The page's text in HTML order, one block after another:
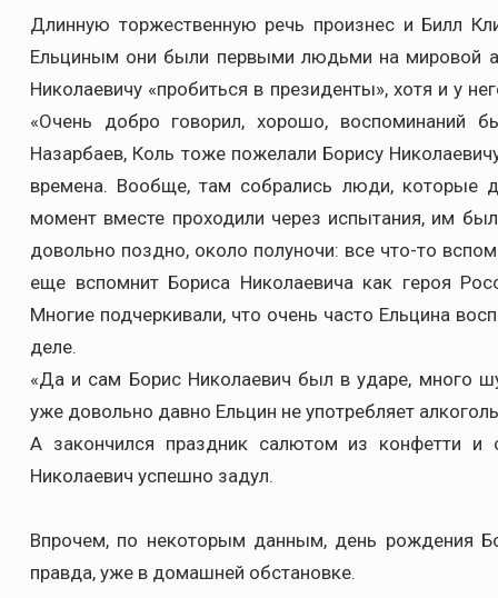
Длинную торжественную речь произнес и Билл
Ельциным они были первыми людьми на мировой
Николаевичу «пробиться в президенты», хотя и у
«Очень добро говорил, хорошо, воспоминаний
Назарбаев, Коль тоже пожелали Борису
времена. Вообще, там собрались люди, которые
момент вместе проходили через испытания, им
довольно поздно, около полуночи: все что-то
еще вспомнит Бориса Николаевича как героя
Многие подчеркивали, что очень часто Ельцина
деле.
«Да и сам Борис Николаевич был в ударе, много
уже довольно давно Ельцин не употребляет
А закончился праздник салютом из конфетти
Николаевич успешно задул.
Впрочем, по некоторым данным, день рождения
правда, уже в домашней обстановке.